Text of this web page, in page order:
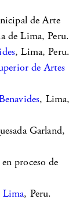
de Arte
de Lima, Peru.
, Lima, Peru.
de Artes
, Lima,
Garland,
proceso de
Lima, Peru.